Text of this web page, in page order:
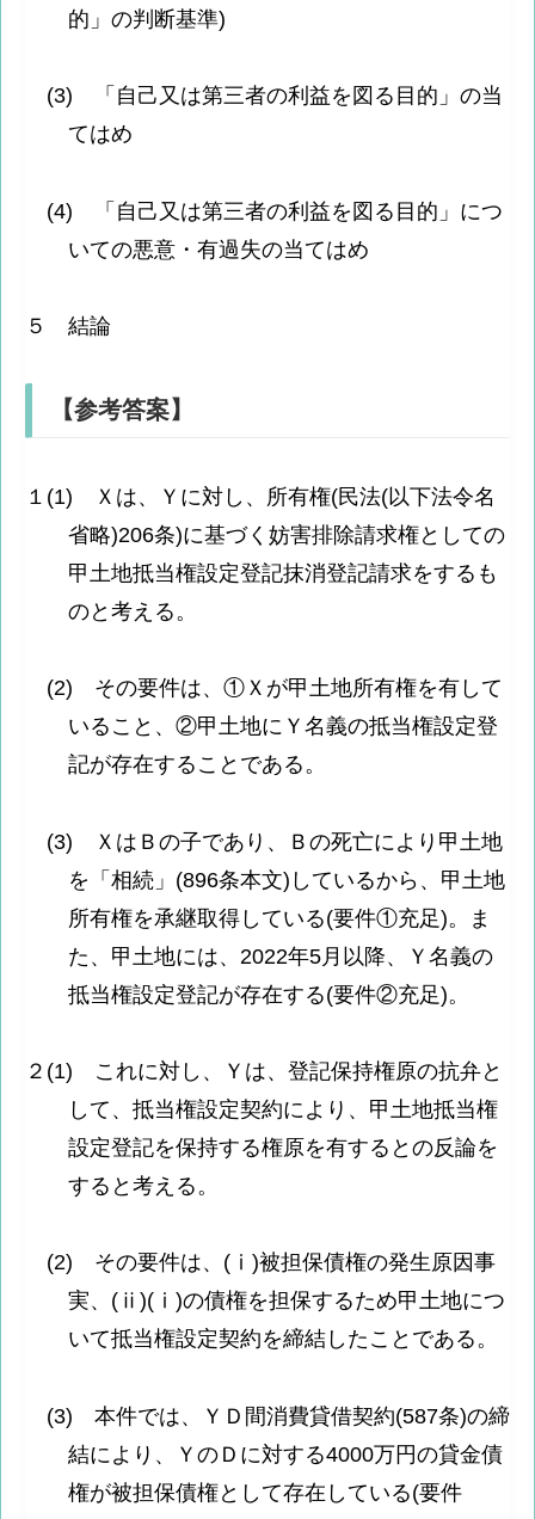
的」の判断基準)
(3) 「自己又は第三者の利益を図る目的」の当
てはめ
(4) 「自己又は第三者の利益を図る目的」につ
いての悪意・有過失の当てはめ
５ 結論
【参考答案】
１(1) Ｘは、Ｙに対し、所有権(民法(以下法令名
省略)206条)に基づく妨害排除請求権としての
甲土地抵当権設定登記抹消登記請求をするも
のと考える。
(2) その要件は、①Ｘが甲土地所有権を有して
いること、②甲土地にＹ名義の抵当権設定登
記が存在することである。
(3) ＸはＢの子であり、Ｂの死亡により甲土地
を「相続」(896条本文)しているから、甲土地
所有権を承継取得している(要件①充足)。ま
た、甲土地には、2022年5月以降、Ｙ名義の
抵当権設定登記が存在する(要件②充足)。
２(1) これに対し、Ｙは、登記保持権原の抗弁と
して、抵当権設定契約により、甲土地抵当権
設定登記を保持する権原を有するとの反論を
すると考える。
(2) その要件は、(ⅰ)被担保債権の発生原因事
実、(ⅱ)(ⅰ)の債権を担保するため甲土地につ
いて抵当権設定契約を締結したことである。
(3) 本件では、ＹＤ間消費貸借契約(587条)の締
結により、ＹのＤに対する4000万円の貸金債
権が被担保債権として存在している(要件